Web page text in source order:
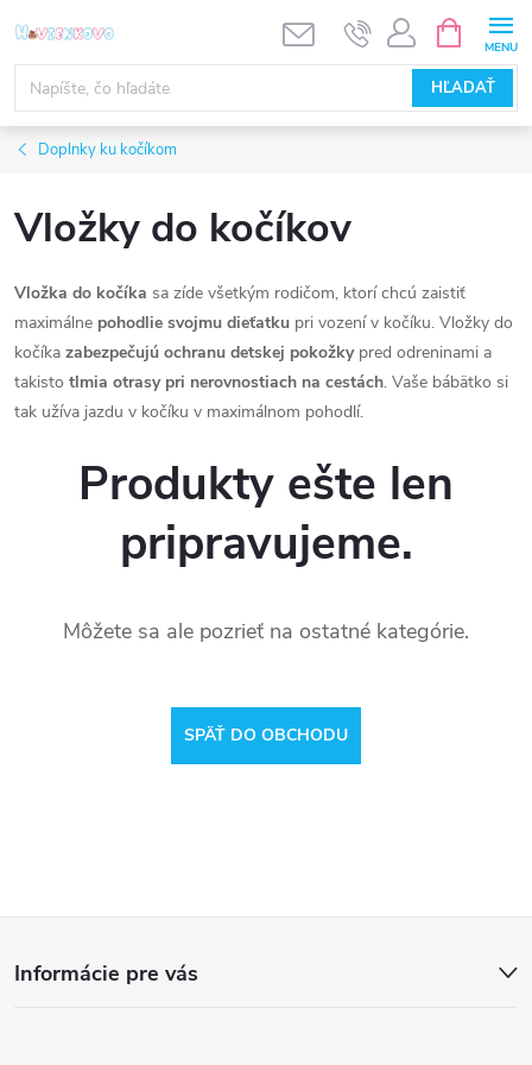
na
obsah
HĽADAŤ
KOŠÍK
Doplnky ku kočíkom
Vložky do kočíkov
Vložka do kočíka sa zíde všetkým rodičom, ktorí chcú zaistiť
maximálne pohodlie svojmu dieťatku pri vození v kočíku. Vložky do
kočíka zabezpečujú ochranu detskej pokožky pred odreninami a
takisto tlmia otrasy pri nerovnostiach na cestách. Vaše bábätko si
tak užíva jazdu v kočíku v maximálnom pohodlí.
Produkty ešte len
pripravujeme.
Môžete sa ale pozrieť na ostatné kategórie.
SPÄŤ DO OBCHODU
Informácie pre vás